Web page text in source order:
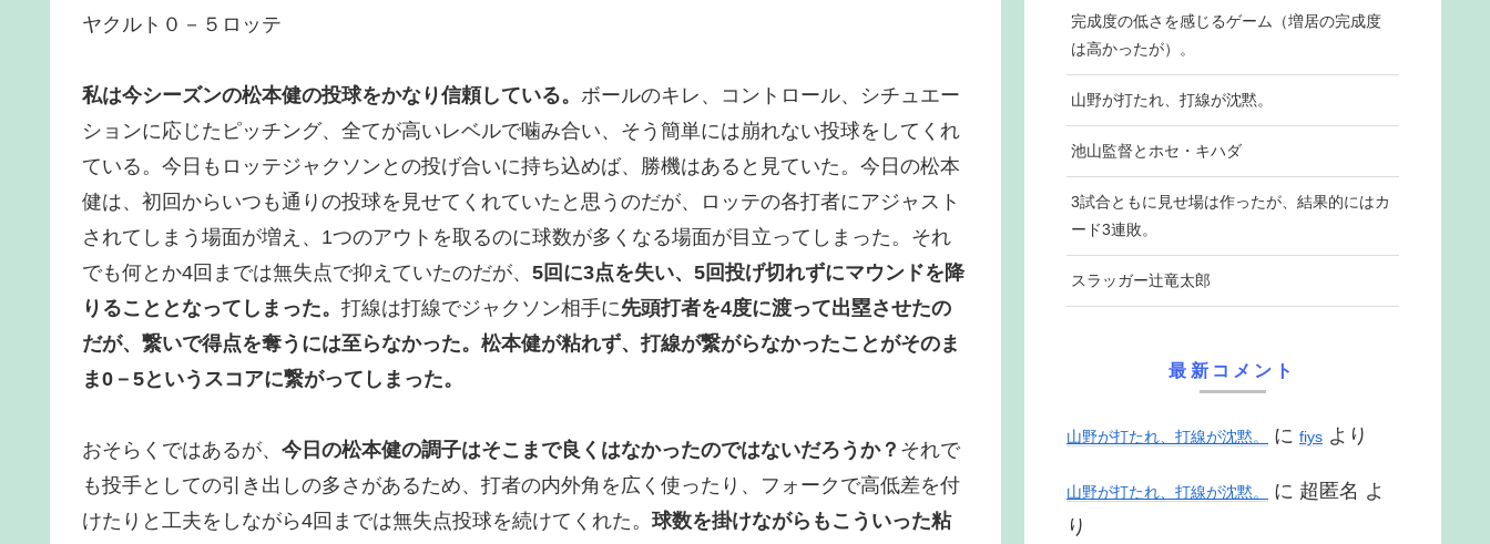
ヤクルト０－５ロッテ
私は今シーズンの松本健の投球をかなり信頼している。 ボールのキレ、コントロール、シチュエー
ションに応じたピッチング、全てが高いレベルで噛み合い、そう簡単には崩れない投球をしてくれ
ている。今日もロッテジャクソンとの投げ合いに持ち込めば、勝機はあると見ていた。今日の松本
健は、初回からいつも通りの投球を見せてくれていたと思うのだが、ロッテの各打者にアジャスト
されてしまう場面が増え、1つのアウトを取るのに球数が多くなる場面が目立ってしまった。それ
でも何とか4回までは無失点で抑えていたのだが、 5回に3点を失い、5回投げ切れずにマウンドを降
りることとなってしまった。 打線は打線でジャクソン相手に先頭打者を4度に渡って出塁させたの
だが、繋いで得点を奪うには至らなかった。松本健が粘れず、打線が繋がらなかったことがそのま
ま0－5というスコアに繋がってしまった。
おそらくではあるが、 今日の松本健の調子はそこまで良くはなかったのではないだろうか？ それで
も投手としての引き出しの多さがあるため、打者の内外角を広く使ったり、フォークで高低差を付
けたりと工夫をしながら4回までは無失点投球を続けてくれた。 球数を掛けながらもこういった粘
完成度の低さを感じるゲーム（増居の完成度
は高かったが）。
山野が打たれ、打線が沈黙。
池山監督とホセ・キハダ
3試合ともに見せ場は作ったが、結果的にはカ
ード3連敗。
スラッガー辻竜太郎
最新コメント
山野が打たれ、打線が沈黙。 に fiys より
山野が打たれ、打線が沈黙。 に 超匿名 よ
り